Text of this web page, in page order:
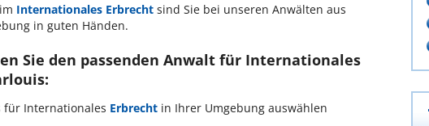
Internationales Erbrecht sind Sie bei unseren Anwälten aus
in guten Händen.
Sie den passenden Anwalt für Internationales
für Internationales Erbrecht in Ihrer Umgebung auswählen